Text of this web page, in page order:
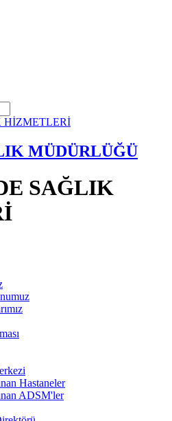
MÜDÜRLÜĞÜ
SAĞLIK
Hastaneler
ADSM'ler